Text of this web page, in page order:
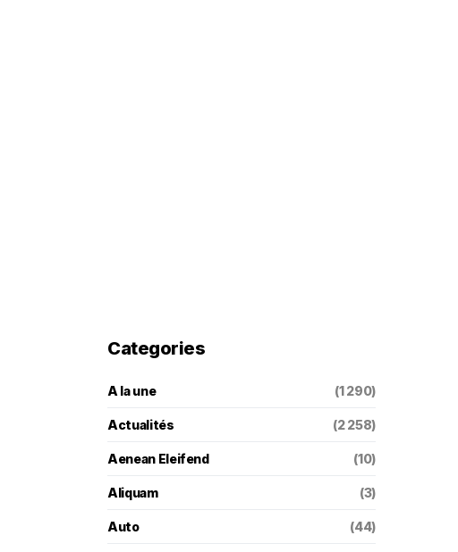
Categories
A la une (1 290)
Actualités (2 258)
Aenean Eleifend (10)
Aliquam (3)
Auto (44)